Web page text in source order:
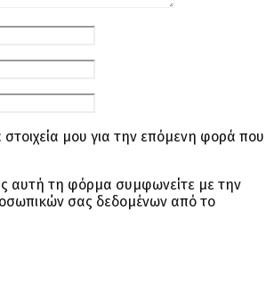
μου για την επόμενη φορά που
αυτή τη φόρμα συμφωνείτε με την
σας δεδομένων από το